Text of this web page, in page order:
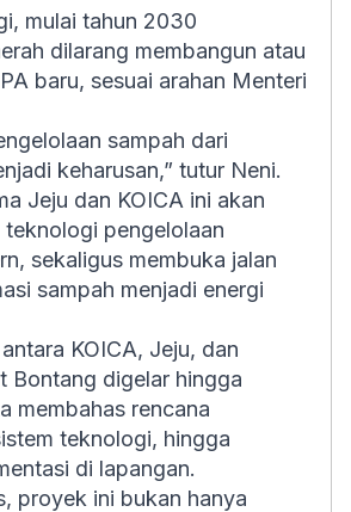
mulai tahun 2030
dilarang membangun atau
baru, sesuai arahan Menteri
sampah dari
keharusan,” tutur Neni.
Jeju dan KOICA ini akan
teknologi pengelolaan
sekaligus membuka jalan
sampah menjadi energi
KOICA, Jeju, dan
Bontang digelar hingga
membahas rencana
teknologi, hingga
di lapangan.
proyek ini bukan hanya